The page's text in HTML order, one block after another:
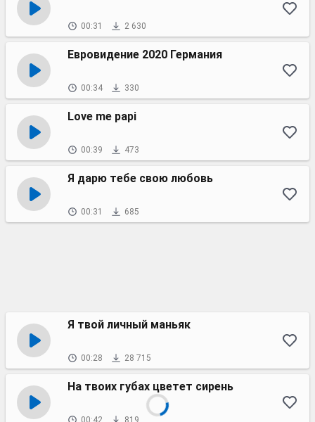
00:31 2 630
Евровидение 2020 Германия
00:34 330
Love me papi
00:39 473
Я дарю тебе свою любовь
00:31 685
Я твой личный маньяк
00:28 28 715
На твоих губах цветет сирень
00:42 819